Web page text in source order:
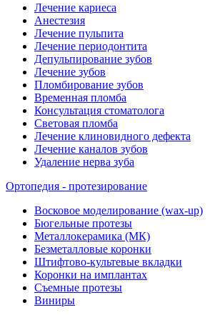
Лечение кариеса
Анестезия
Лечение пульпита
Лечение периодонтита
Депульпирование зубов
Лечение зубов
Пломбирование зубов
Временная пломба
Консультация стоматолога
Световая пломба
Лечение клиновидного дефекта
Лечение каналов зубов
Удаление нерва зуба
Ортопедия - протезирование
Восковое моделирование (wax-up)
Бюгельные протезы
Металлокерамика (МК)
Безметалловые коронки
Штифтово-культевые вкладки
Коронки на имплантах
Съемные протезы
Виниры